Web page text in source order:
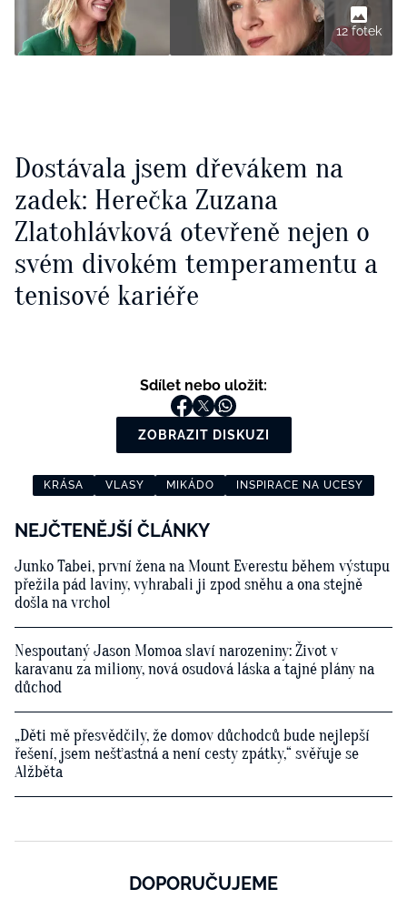
12 fotek
Dostávala jsem dřevákem na
zadek: Herečka Zuzana
Zlatohlávková otevřeně nejen o
svém divokém temperamentu a
tenisové kariéře
Sdílet nebo uložit:
ZOBRAZIT DISKUZI
KRÁSA VLASY MIKÁDO INSPIRACE NA UCESY
NEJČTENĚJŠÍ ČLÁNKY
Junko Tabei, první žena na Mount Everestu během výstupu
přežila pád laviny, vyhrabali ji zpod sněhu a ona stejně
došla na vrchol
Nespoutaný Jason Momoa slaví narozeniny: Život v
karavanu za miliony, nová osudová láska a tajné plány na
důchod
„Děti mě přesvědčily, že domov důchodců bude nejlepší
řešení, jsem nešťastná a není cesty zpátky,“ svěřuje se
Alžběta
DOPORUČUJEME